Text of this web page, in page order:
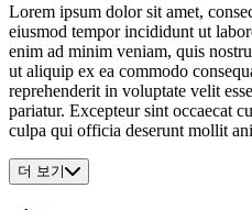
Lorem ipsum dolor sit amet,
eiusmod tempor incididunt ut
enim ad minim veniam, quis
ut aliquip ex ea commodo
reprehenderit in voluptate velit
pariatur. Excepteur sint occaecat
culpa qui officia deserunt mollit
더 보기